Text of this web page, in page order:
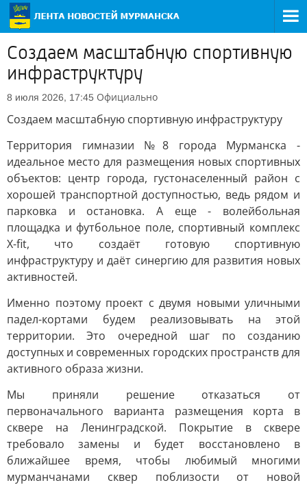
Создаем масштабную спортивную
инфраструктуру
8 июля 2026, 17:45 Официально
Создаем масштабную спортивную инфраструктуру
Территория гимназии №8 города Мурманска -
идеальное место для размещения новых спортивных
объектов: центр города, густонаселенный район с
хорошей транспортной доступностью, ведь рядом и
парковка и остановка. А еще - волейбольная
площадка и футбольное поле, спортивный комплекс
X-fit, что создаёт готовую спортивную
инфраструктуру и даёт синергию для развития новых
активностей.
Именно поэтому проект с двумя новыми уличными
падел-кортами будем реализовывать на этой
территории. Это очередной шаг по созданию
доступных и современных городских пространств для
активного образа жизни.
Мы приняли решение отказаться от
первоначального варианта размещения корта в
сквере на Ленинградской. Покрытие в сквере
требовало замены и будет восстановлено в
ближайшее время, чтобы любимый многими
мурманчанами сквер поблизости от новой